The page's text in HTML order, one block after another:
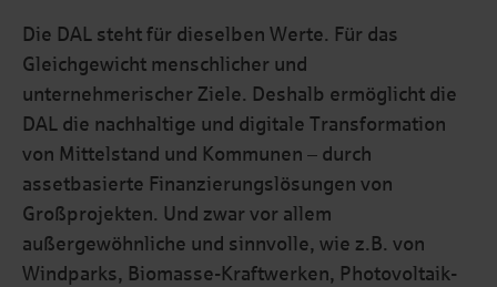
Die DAL steht für dieselben Werte. Für das
Gleichgewicht menschlicher und
unternehmerischer Ziele. Deshalb ermöglicht die
DAL die nachhaltige und digitale Transformation
von Mittelstand und Kommunen – durch
assetbasierte Finanzierungslösungen von
Großprojekten. Und zwar vor allem
außergewöhnliche und sinnvolle, wie z.B. von
Windparks, Biomasse-Kraftwerken, Photovoltaik-